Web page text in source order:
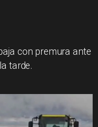
con premura ante
tarde.